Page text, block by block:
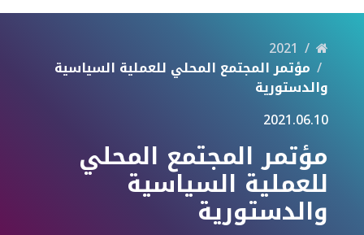
2021
مؤتمر المجتمع المحلي للعملية السياسية
والدستورية
2021.06.10
مؤتمر المجتمع المحلي
للعملية السياسية
والدستورية